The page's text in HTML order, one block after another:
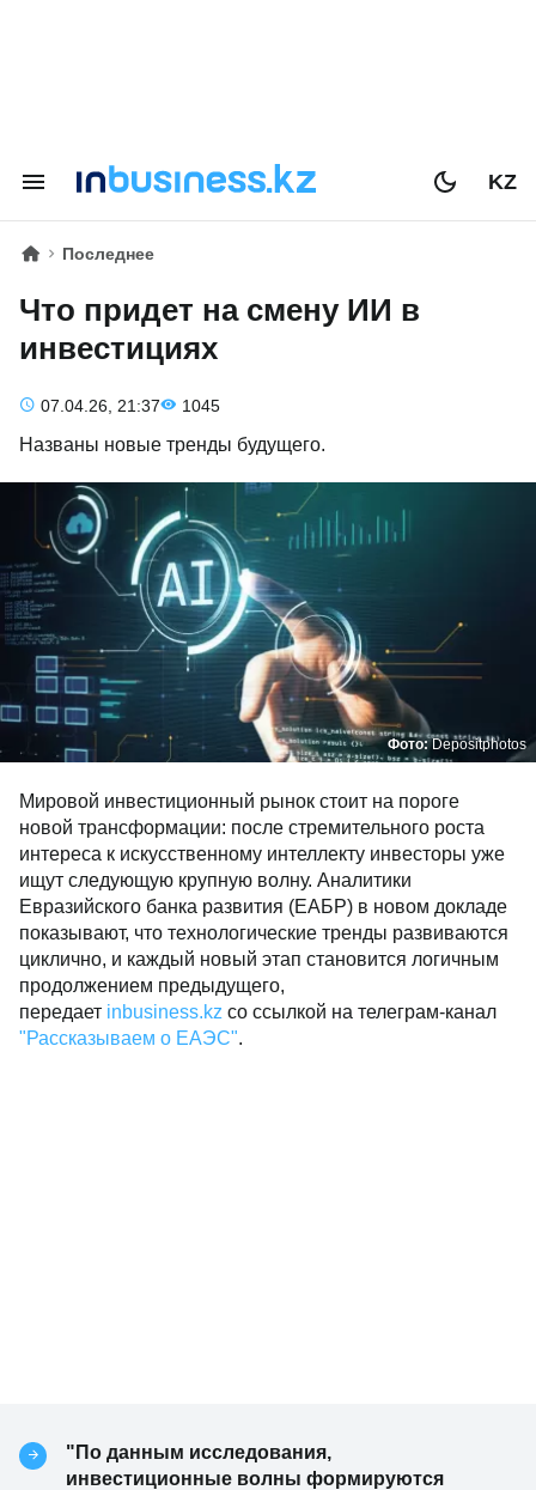
KZ
Последнее
Что придет на смену ИИ в
инвестициях
07.04.26, 21:37 1045
Названы новые тренды будущего.
Фото:Depositphotos
Мировой инвестиционный рынок стоит на пороге
новой трансформации: после стремительного роста
интереса к искусственному интеллекту инвесторы уже
ищут следующую крупную волну. Аналитики
Евразийского банка развития (ЕАБР) в новом докладе
показывают, что технологические тренды развиваются
циклично, и каждый новый этап становится логичным
продолжением предыдущего,
передает inbusiness.kz со ссылкой на телеграм-канал
"Рассказываем о ЕАЭС".
"По данным исследования,
инвестиционные волны формируются